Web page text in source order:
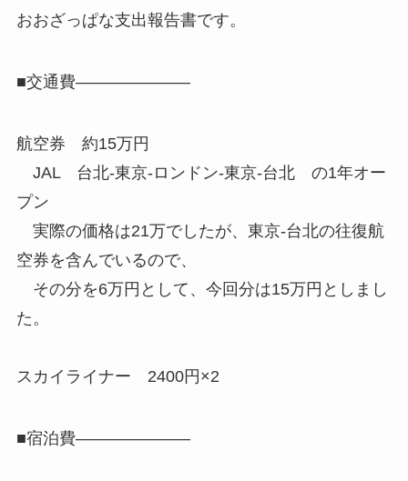
おおざっぱな支出報告書です。
■交通費———————
航空券 約15万円
JAL 台北-東京-ロンドン-東京-台北 の1年オー
プン
実際の価格は21万でしたが、東京-台北の往復航
空券を含んでいるので、
その分を6万円として、今回分は15万円としまし
た。
スカイライナー 2400円×2
■宿泊費———————